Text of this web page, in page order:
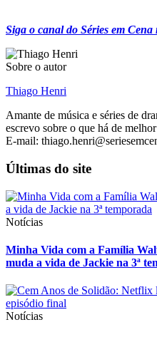
Siga o canal do Séries em
Sobre o autor
Thiago Henri
Amante de música e séries de
escrevo sobre o que há de
E-mail:
Últimas do site
Notícias
Minha Vida com a Família
muda a vida de Jackie na 3ª
Notícias